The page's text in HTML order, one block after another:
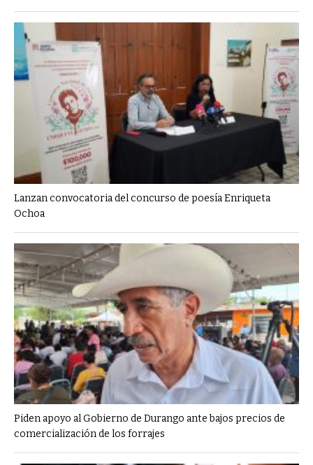
Lanzan convocatoria del concurso de poesía Enriqueta
Ochoa
Piden apoyo al Gobierno de Durango ante bajos precios de
comercialización de los forrajes